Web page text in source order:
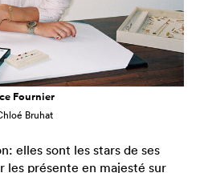
Fournier
Bruhat
elles sont les stars de ses
les présente en majesté sur